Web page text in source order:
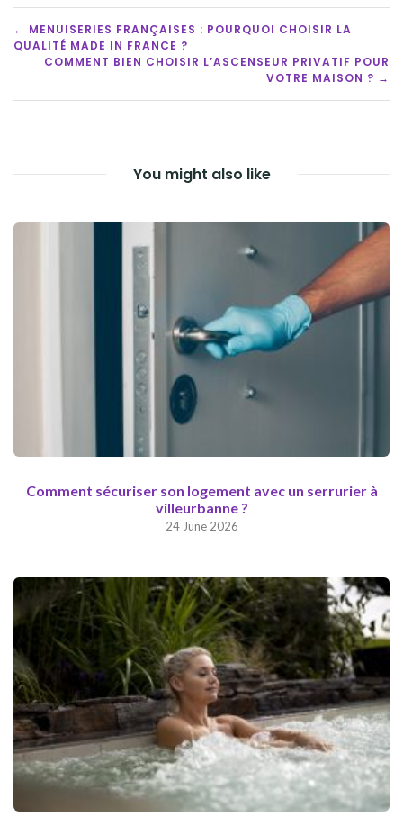
POST
NAVIGATION
← MENUISERIES FRANÇAISES : POURQUOI CHOISIR LA
QUALITÉ MADE IN FRANCE ?
COMMENT BIEN CHOISIR L’ASCENSEUR PRIVATIF POUR
VOTRE MAISON ? →
You might also like
Comment sécuriser son logement avec un serrurier à
villeurbanne ?
24 June 2026